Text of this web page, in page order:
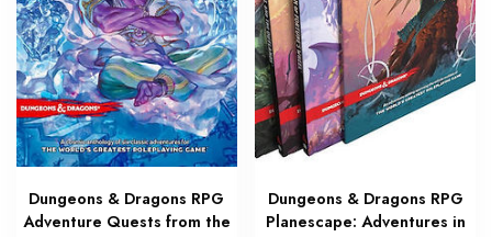
Dungeons & Dragons RPG
Adventure Quests from the
Dungeons & Dragons RPG
Planescape: Adventures in